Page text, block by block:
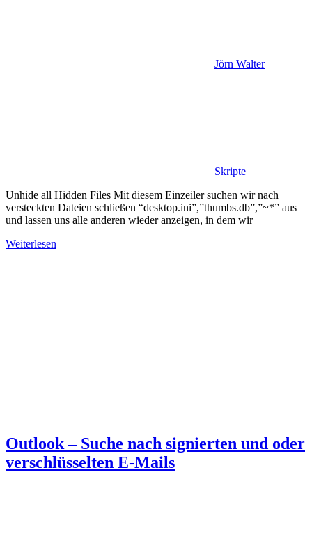
Jörn Walter
Skripte
Unhide all Hidden Files Mit diesem Einzeiler suchen wir nach
versteckten Dateien schließen “desktop.ini”,”thumbs.db”,”~*” aus
und lassen uns alle anderen wieder anzeigen, in dem wir
Weiterlesen
Outlook – Suche nach signierten und oder
verschlüsselten E-Mails